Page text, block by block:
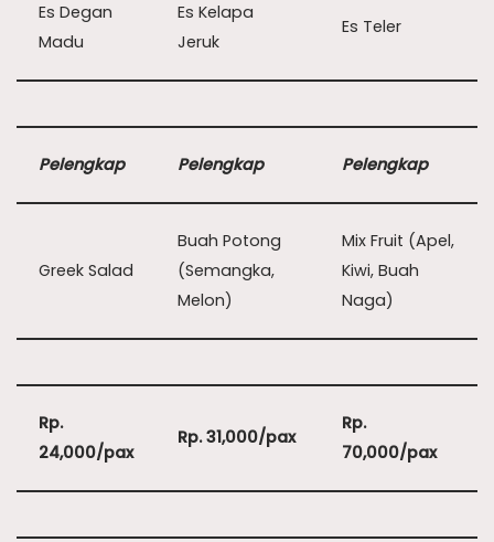
Es Degan
Madu
Es Kelapa
Jeruk
Es Teler
Pelengkap Pelengkap Pelengkap
Greek Salad
Buah Potong
(Semangka,
Melon)
Mix Fruit (Apel,
Kiwi, Buah
Naga)
Rp.
24,000/pax
Rp. 31,000/pax
Rp.
70,000/pax